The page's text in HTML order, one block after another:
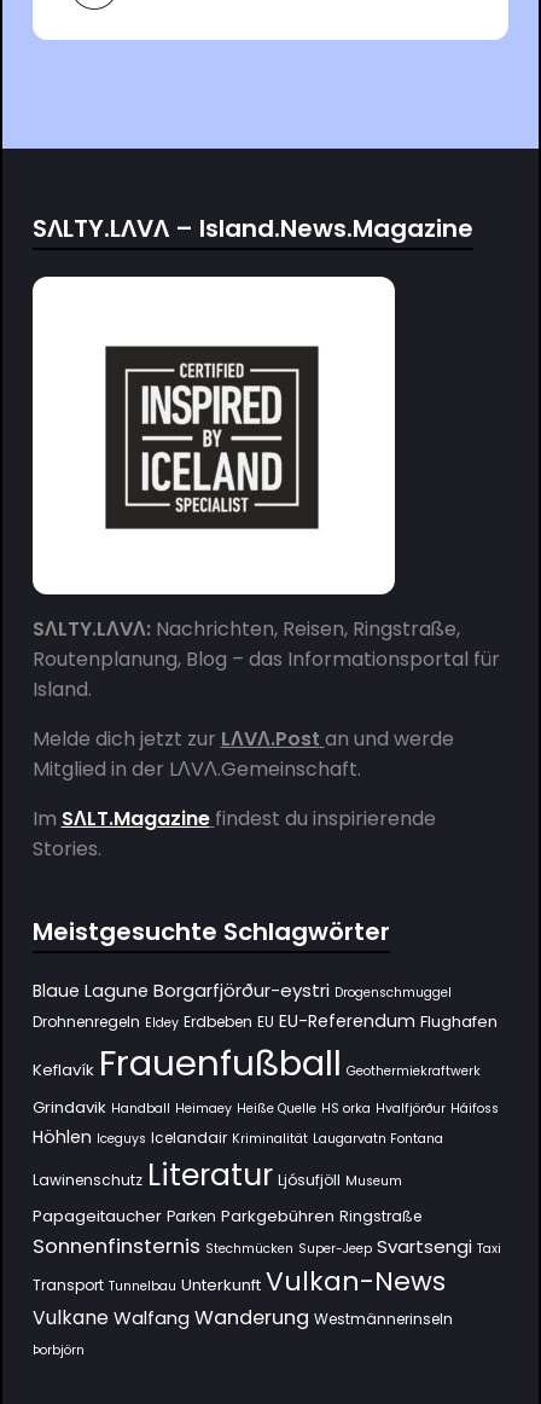
SΛLTY.LΛVΛ – Island.News.Magazine
SΛLTY.LΛVΛ:Nachrichten, Reisen, Ringstraße,
Routenplanung, Blog – das Informationsportal für
Island.
Melde dich jetzt zur LΛVΛ.Post an und werde
Mitglied in der LΛVΛ.Gemeinschaft.
Im SΛLT.Magazine findest du inspirierende
Stories.
Meistgesuchte Schlagwörter
Blaue Lagune Borgarfjörður-eystri Drogenschmuggel
Drohnenregeln Eldey Erdbeben EU EU-Referendum Flughafen
Keflavík Frauenfußball Geothermiekraftwerk
Grindavik Handball Heimaey Heiße Quelle HS orka Hvalfjörður Háifoss
Höhlen Iceguys Icelandair Kriminalität Laugarvatn Fontana
Lawinenschutz Literatur Ljósufjöll Museum
Papageitaucher Parken Parkgebühren Ringstraße
Sonnenfinsternis Stechmücken Super-Jeep Svartsengi Taxi
Transport Tunnelbau Unterkunft Vulkan-News
Vulkane Walfang Wanderung Westmännerinseln
Þorbjörn